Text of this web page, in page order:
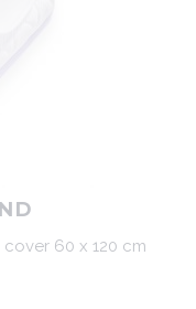
60 x 120 cm